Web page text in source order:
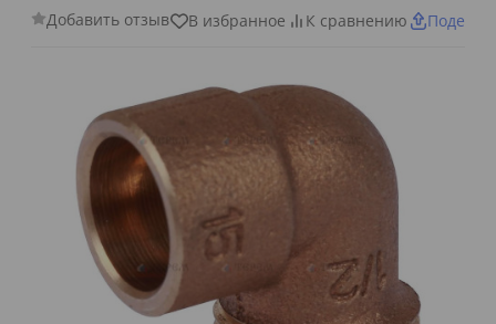
Добавить отзыв В избранное К сравнению